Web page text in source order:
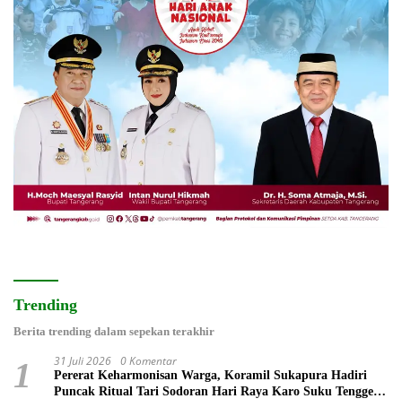
Trending
Berita trending dalam sepekan terakhir
1 31 Juli 2026 0 Komentar
Pererat Keharmonisan Warga, Koramil Sukapura Hadiri
Puncak Ritual Tari Sodoran Hari Raya Karo Suku Tengger